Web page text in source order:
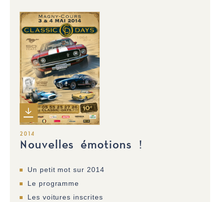
2014
Nouvelles émotions !
Un petit mot sur 2014
Le programme
Les voitures inscrites